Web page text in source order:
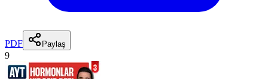
PDF Paylaş
9